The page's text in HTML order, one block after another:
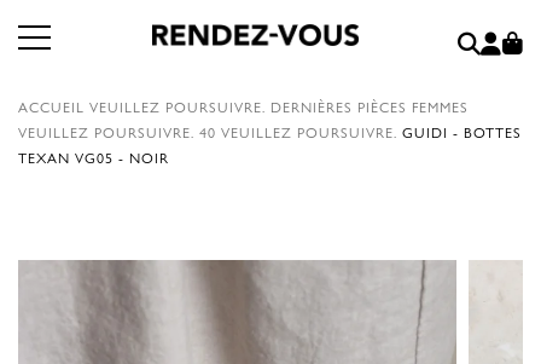
ACCUEIL VEUILLEZ POURSUIVRE. DERNIÈRES PIÈCES FEMMES
VEUILLEZ POURSUIVRE. 40 VEUILLEZ POURSUIVRE. GUIDI - BOTTES
TEXAN VG05 - NOIR